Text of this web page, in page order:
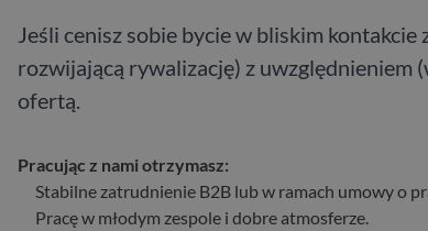
Jeśli cenisz sobie bycie w bliskim
rozwijającą rywalizację) z uwzględnieniem
ofertą.
Pracując z nami otrzymasz:
Stabilne zatrudnienie B2B lub w ramach umowy o
Pracę w młodym zespole i dobre atmosferze.